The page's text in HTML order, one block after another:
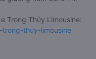
Trọng Thủy Limousine:
thuy-limousine